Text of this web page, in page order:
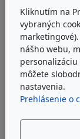
orchester
školy,
zúčastňuje sa
Bratislave.
orchestra
Kliknutím na
vybraných
nášho webu,
personalizáciu
môžete
nastavenia.
Prehlásenie o